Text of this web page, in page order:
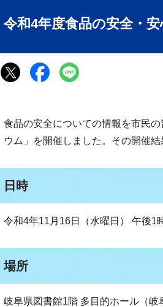
令和4年度食品の安全・
食品の安全についての情報を市民
ウム」を開催しました。その開催
日時
令和4年11月16日（水曜日） 午後1
場所
岐阜県図書館1階 多目的ホール（岐